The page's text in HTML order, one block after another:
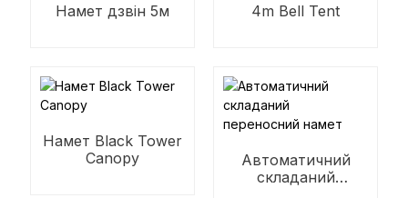
Намет дзвін 5м 4m Bell Tent
Намет Black Tower
Canopy
Автоматичний
складаний